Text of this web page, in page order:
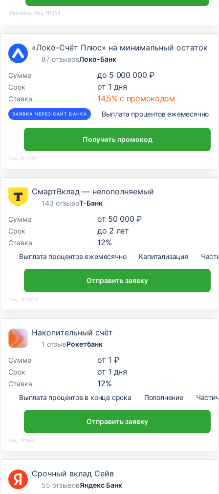
Реклама. Лиц. №354
«Локо-Счёт Плюс» на минимальный остаток
87 отзывовЛоко-Банк
Сумма
до 5 000 000 ₽
Срок от 1 дня
Ставка 14,5% с промокодом
ЗАЯВКА ЧЕРЕЗ САЙТ БАНКА Выплата процентов ежемесячно
Получить промокод
Лиц. №2707
СмартВклад — непополняемый
143 отзываТ-Банк
Сумма
от 50 000 ₽
Срок до 2 лет
Ставка 12%
Выплата процентов ежемесячно Капитализация
Отправить заявку
Лиц. №2673
Накопительный счёт
1 отзывРокетбанк
Сумма
от 1 ₽
Срок от 1 дня
Ставка 12%
Выплата процентов в конце срока Пополнение
Отправить заявку
Лиц. №963
Срочный вклад Сейв
55 отзывовЯндекс Банк